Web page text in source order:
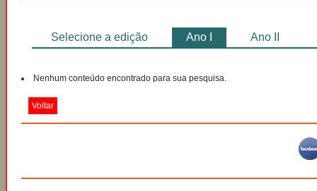
Selecione a edição Ano I Ano II
Nenhum conteúdo encontrado para sua pesquisa.
Voltar